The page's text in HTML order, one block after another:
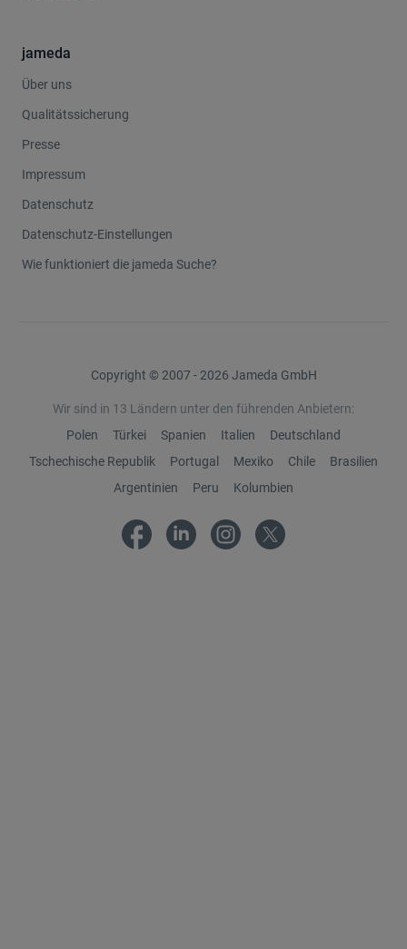
jameda
Über uns
Qualitätssicherung
Presse
Impressum
Datenschutz
Datenschutz-Einstellungen
Wie funktioniert die jameda Suche?
Copyright © 2007 - 2026 Jameda GmbH
Wir sind in 13 Ländern unter den führenden Anbietern:
Polen
Türkei Spanien Italien
Deutschland
Tschechische Republik
Portugal Mexiko Chile
Brasilien
Argentinien
Peru Kolumbien